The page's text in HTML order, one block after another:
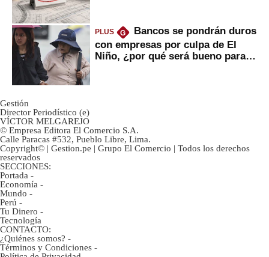
PLUS G
Bancos se pondrán duros
con empresas por culpa de El
Niño, ¿por qué será bueno para
Gestión
Director Periodístico (e)
VÍCTOR MELGAREJO
© Empresa Editora El Comercio S.A.
Calle Paracas #532, Pueblo Libre, Lima.
Copyright© | Gestion.pe | Grupo El Comercio | Todos los derechos
reservados
SECCIONES:
Portada -
Economía -
Mundo -
Perú -
Tu Dinero -
Tecnología
CONTACTO:
¿Quiénes somos? -
Términos y Condiciones -